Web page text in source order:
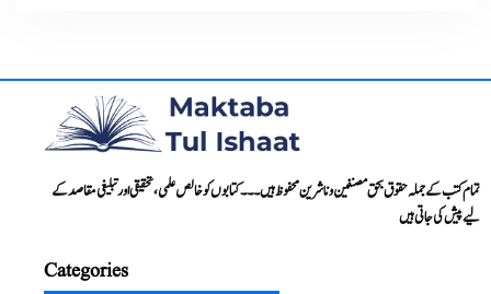
تمام کتب کے جملہ حقوق بحق مصنفین و ناشرین محفوظ ہیں۔۔۔ کتابوں کو خالص علمی، تحقیقی اور تبلیغی مقاصد کے
لیے پیش کی جاتی ہیں
Categories